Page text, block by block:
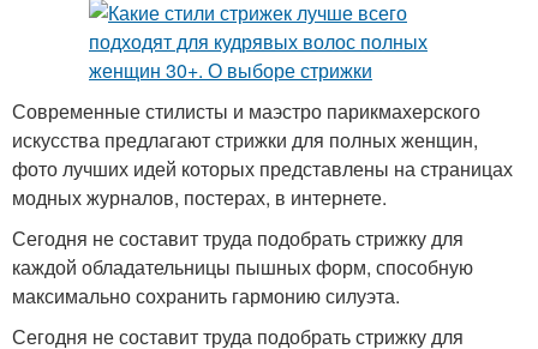
Современные стилисты и маэстро парикмахерского
искусства предлагают стрижки для полных женщин,
фото лучших идей которых представлены на страницах
модных журналов, постерах, в интернете.
Сегодня не составит труда подобрать стрижку для
каждой обладательницы пышных форм, способную
максимально сохранить гармонию силуэта.
Сегодня не составит труда подобрать стрижку для